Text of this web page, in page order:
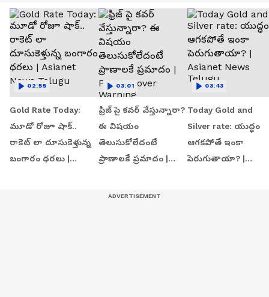
Gold Rate Today:
మూడో రోజూ షాక్..
రాకెట్ లా దూసుకెళ్తున్న
బంగారం ధరలు |
02:55
ఫ్రిజ్ పై కవర్ వేస్తున్నారా?
ఈ విషయం
తెలుసుకోలేదంటే
ప్రాణాలకే ప్రమాదం |
03:01
Today Gold and
Silver rate: యుద్ధం
ఆగకపోతే ఇంకా
పెరుగుతాయా? |
03:43